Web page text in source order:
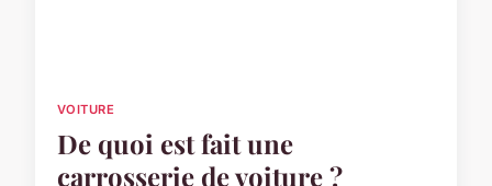
VOITURE
De quoi est fait une
carrosserie de voiture ?